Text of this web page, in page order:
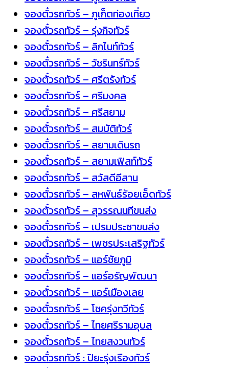
จองตั๋วรถทัวร์ – ภูเก็ตท่องเที่ยว
จองตั๋วรถทัวร์ – รุ่งกิจทัวร์
จองตั๋วรถทัวร์ – ลิกไนท์ทัวร์
จองตั๋วรถทัวร์ – วัชรินทร์ทัวร์
จองตั๋วรถทัวร์ – ศรีตรังทัวร์
จองตั๋วรถทัวร์ – ศรีมงคล
จองตั๋วรถทัวร์ – ศรีสยาม
จองตั๋วรถทัวร์ – สมบัติทัวร์
จองตั๋วรถทัวร์ – สยามเดินรถ
จองตั๋วรถทัวร์ – สยามเฟิสท์ทัวร์
จองตั๋วรถทัวร์ – สวัสดีอีสาน
จองตั๋วรถทัวร์ – สหพันธ์ร้อยเอ็ดทัวร์
จองตั๋วรถทัวร์ – สุวรรณนทีขนส่ง
จองตั๋วรถทัวร์ – เปรมประชาขนส่ง
จองตั๋วรถทัวร์ – เพชรประเสริฐทัวร์
จองตั๋วรถทัวร์ – แอร์ชัยภูมิ
จองตั๋วรถทัวร์ – แอร์อรัญพัฒนา
จองตั๋วรถทัวร์ – แอร์เมืองเลย
จองตั๋วรถทัวร์ – โชครุ่งทวีทัวร์
จองตั๋วรถทัวร์ – ไทยศรีรามอุบล
จองตั๋วรถทัวร์ – ไทยสงวนทัวร์
จองตั๋วรถทัวร์ : ปิยะรุ่งเรืองทัวร์